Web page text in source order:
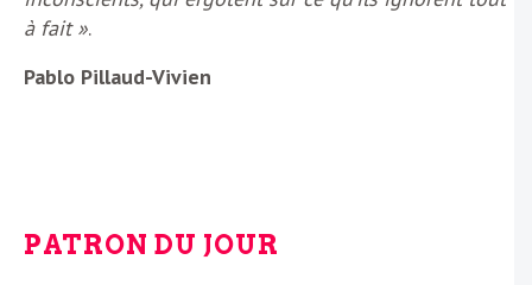
à fait ».
Pablo Pillaud-Vivien
PATRON DU JOUR